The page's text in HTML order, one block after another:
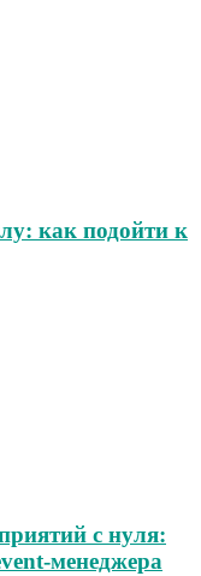
как подойти к
с нуля:
менеджера